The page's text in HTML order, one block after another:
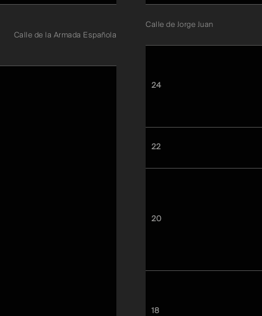
Calle de Jorge Juan
24
22
20
18
Calle de la Armada Española